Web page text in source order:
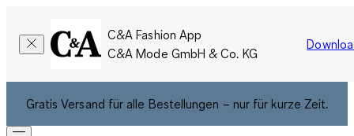
C&A Fashion App
C&A Mode GmbH & Co. KG
Gratis Versand für alle Bestellungen – nur für kurze Zeit.